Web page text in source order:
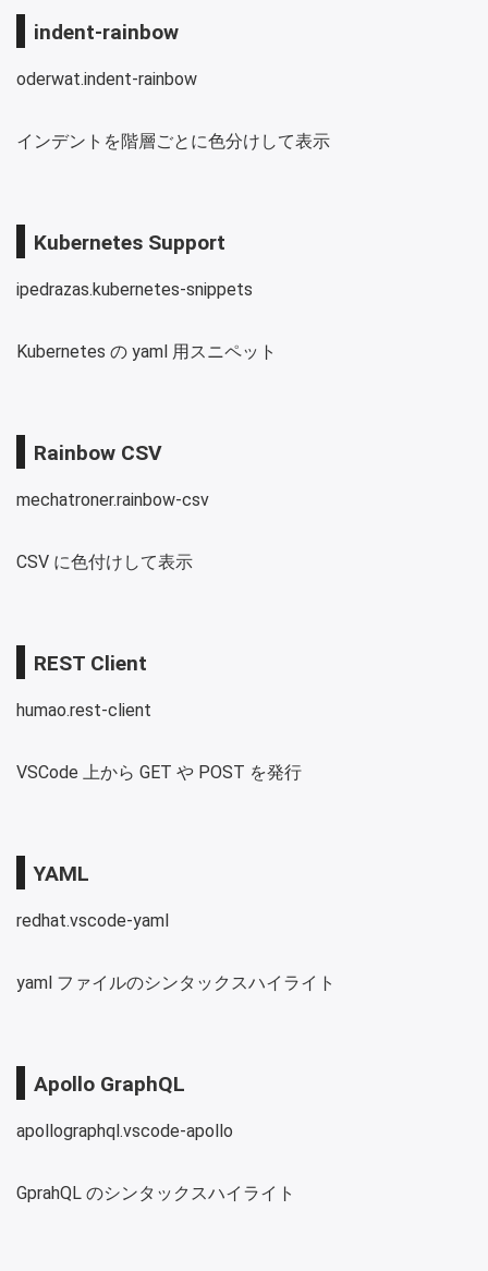
indent-rainbow
oderwat.indent-rainbow
インデントを階層ごとに色分けして表示
Kubernetes Support
ipedrazas.kubernetes-snippets
Kubernetes の yaml 用スニペット
Rainbow CSV
mechatroner.rainbow-csv
CSV に色付けして表示
REST Client
humao.rest-client
VSCode 上から GET や POST を発行
YAML
redhat.vscode-yaml
yaml ファイルのシンタックスハイライト
Apollo GraphQL
apollographql.vscode-apollo
GprahQL のシンタックスハイライト